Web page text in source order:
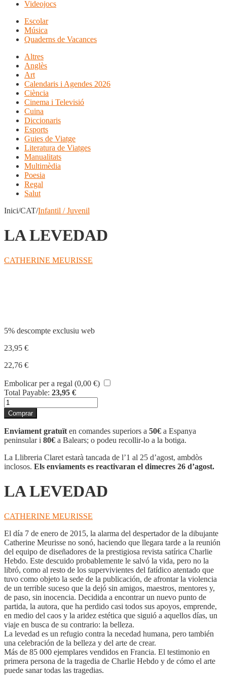
Videojocs
Escolar
Música
Quaderns de Vacances
Altres
Anglès
Art
Calendaris i Agendes 2026
Ciència
Cinema i Televisió
Cuina
Diccionaris
Esports
Guies de Viatge
Literatura de Viatges
Manualitats
Multimèdia
Poesia
Regal
Salut
Inici/CAT/Infantil / Juvenil
LA LEVEDAD
CATHERINE MEURISSE
5% descompte exclusiu web
23,95 €
22,76 €
Embolicar per a regal (0,00 €)
Total Payable: 23,95 €
quantitat
de
LA
LEVEDAD
Comprar
Enviament gratuït en comandes superiors a 50€ a Espanya
peninsular i 80€ a Balears; o podeu recollir-lo a la botiga.
La Llibreria Claret estarà tancada de l’1 al 25 d’agost, ambdòs
inclosos. Els enviaments es reactivaran el dimecres 26 d’agost.
LA LEVEDAD
CATHERINE MEURISSE
El día 7 de enero de 2015, la alarma del despertador de la dibujante
Catherine Meurisse no sonó, haciendo que llegara tarde a la reunión
del equipo de diseñadores de la prestigiosa revista satírica Charlie
Hebdo. Este descuido probablemente le salvó la vida, pero no la
libró, como al resto de los supervivientes del fatídico atentado que
tuvo como objeto la sede de la publicación, de afrontar la violencia
de un terrible suceso que la dejó sin amigos, maestros, mentores y,
de paso, sin inocencia. Decidida a encontrar un nuevo punto de
partida, la autora, que ha perdido casi todos sus apoyos, emprende,
en medio del caos y la aridez estética que siguió a aquellos días, un
viaje en busca de su contrario: la belleza.
La levedad es un refugio contra la necedad humana, pero también
una celebración de la belleza y del arte de crear.
Más de 85 000 ejemplares vendidos en Francia. El testimonio en
primera persona de la tragedia de Charlie Hebdo y de cómo el arte
puede sanar todas las tragedias.